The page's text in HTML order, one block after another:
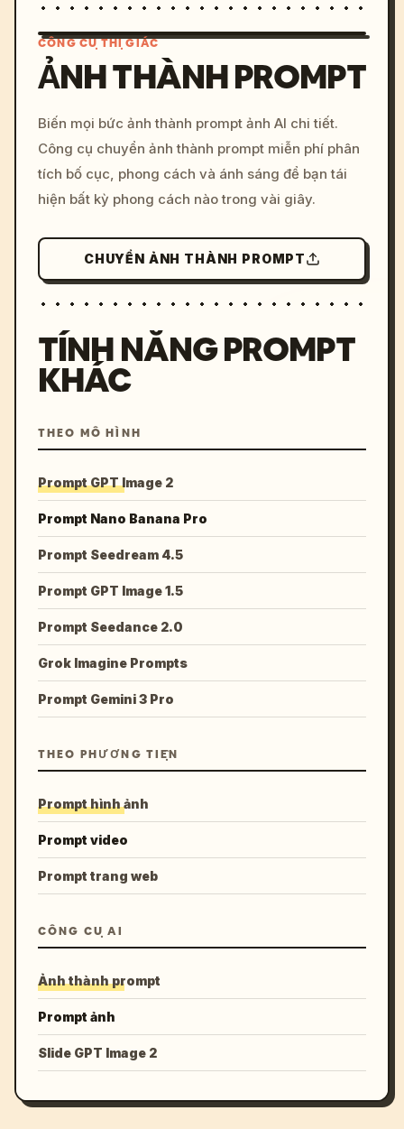
c, cyberpunk sunset, neon
colors, 8k --v 6.0
CÔNG CỤ THỊ GIÁC
ẢNH THÀNH PROMPT
Biến mọi bức ảnh thành prompt ảnh AI chi tiết.
Công cụ chuyển ảnh thành prompt miễn phí phân
tích bố cục, phong cách và ánh sáng để bạn tái
hiện bất kỳ phong cách nào trong vài giây.
CHUYỂN ẢNH THÀNH PROMPT
TÍNH NĂNG PROMPT
KHÁC
THEO MÔ HÌNH
Prompt GPT Image 2
Prompt Nano Banana Pro
Prompt Seedream 4.5
Prompt GPT Image 1.5
Prompt Seedance 2.0
Grok Imagine Prompts
Prompt Gemini 3 Pro
THEO PHƯƠNG TIỆN
Prompt hình ảnh
Prompt video
Prompt trang web
CÔNG CỤ AI
Ảnh thành prompt
Prompt ảnh
Slide GPT Image 2